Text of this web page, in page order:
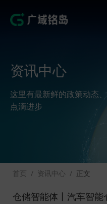
解决方案
案例中心
资讯中心
这里有最新鲜的政策动态
点滴进步
首页 / 资讯中心 / 正文
仓储智能体丨汽车智